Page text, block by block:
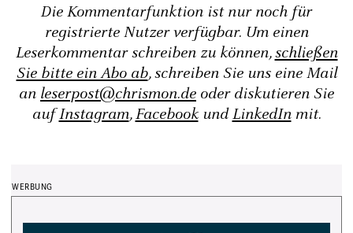
Die Kommentarfunktion ist nur noch für
registrierte Nutzer verfügbar. Um einen
Leserkommentar schreiben zu können,schließen
Sie bitte ein Abo ab, schreiben Sie uns eine Mail
an leserpost@chrismon.de oder diskutieren Sie
aufInstagram,FacebookundLinkedInmit.